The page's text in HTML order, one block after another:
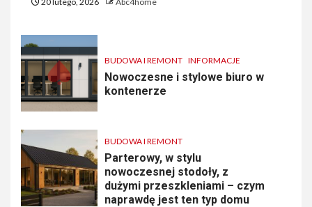
BUDOWA I REMONT INFORMACJE
Nowoczesne i stylowe biuro w
kontenerze
BUDOWA I REMONT
Parterowy, w stylu
nowoczesnej stodoły, z
dużymi przeszkleniami – czym
naprawdę jest ten typ domu